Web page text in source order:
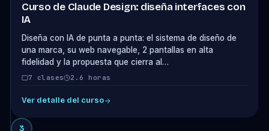
Curso de Claude Design: diseña interfaces con
IA
Diseña con IA de punta a punta: el sistema de diseño de
una marca, su web navegable, 2 pantallas en alta
fidelidad y la propuesta que cierra al…
7 clases 2.6 horas
Ver detalle del curso
3